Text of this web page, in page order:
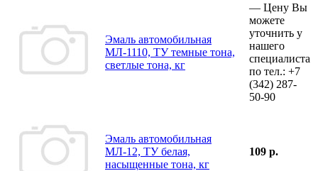
Эмаль автомобильная
МЛ-1110, ТУ темные тона,
светлые тона, кг
— Цену Вы
можете
уточнить у
нашего
специалиста
по тел.: +7
(342) 287-
50-90
Эмаль автомобильная
МЛ-12, ТУ белая,
насыщенные тона, кг
109 р.